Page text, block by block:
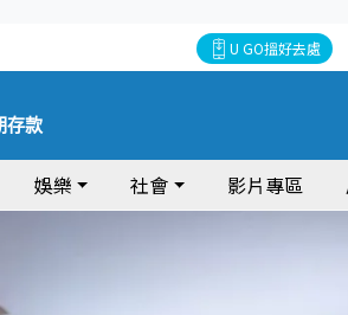
U GO搵好去處
存款
娛樂 社會 影片專區